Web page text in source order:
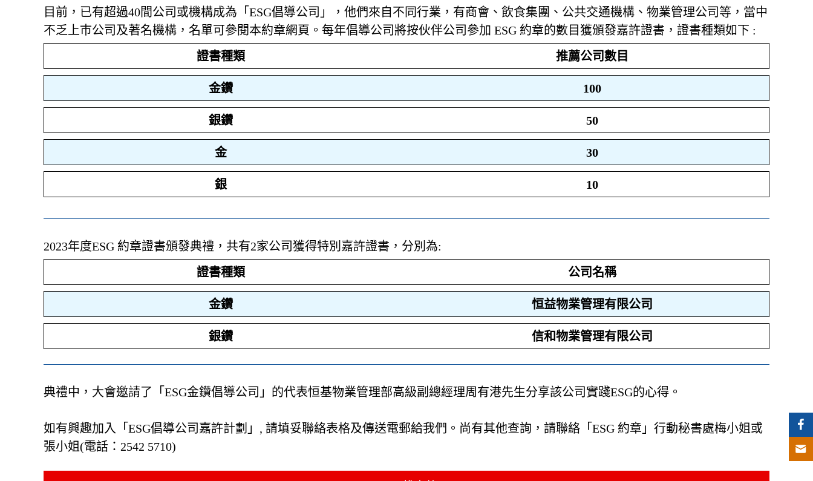
目前，已有超過40間公司或機構成為「ESG倡導公司」，他們來自不同行業，有商會、飲食集團、公共交通機構、物業管理公司等，當中
不乏上巿公司及著名機構，名單可參閱本約章網頁。每年倡導公司將按伙伴公司參加 ESG 約章的數目獲頒發嘉許證書，證書種類如下 :
證書種類
推薦公司數目
金鑽 100
銀鑽 50
金 30
銀 10
2023年度ESG 約章證書頒發典禮，共有2家公司獲得特別嘉許證書，分別為:
證書種類
公司名稱
金鑽 恒益物業管理有限公司
銀鑽 信和物業管理有限公司
典禮中，大會邀請了「ESG金鑽倡導公司」的代表恒基物業管理部高級副總經理周有港先生分享該公司實踐ESG的心得。
如有興趣加入「ESG倡導公司嘉許計劃」, 請填妥聯絡表格及傳送電郵給我們。尚有其他查詢，請聯絡「ESG 約章」行動秘書處梅小姐或
張小姐(電話：2542 5710)